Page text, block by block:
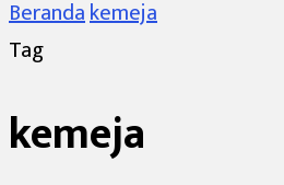
Berandakemeja
Tag
kemeja